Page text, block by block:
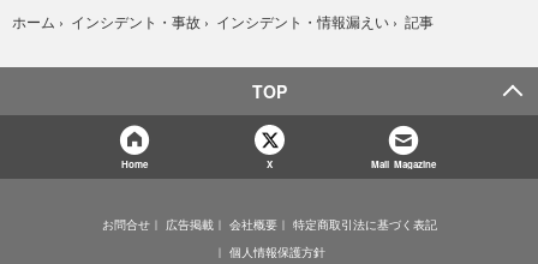
ホーム › インシデント・事故 › インシデント・情報漏えい › 記事
TOP
Home X Mail Magazine
お問合せ 広告掲載 会社概要
特定商取引法に基づく表記
個人情報保護方針